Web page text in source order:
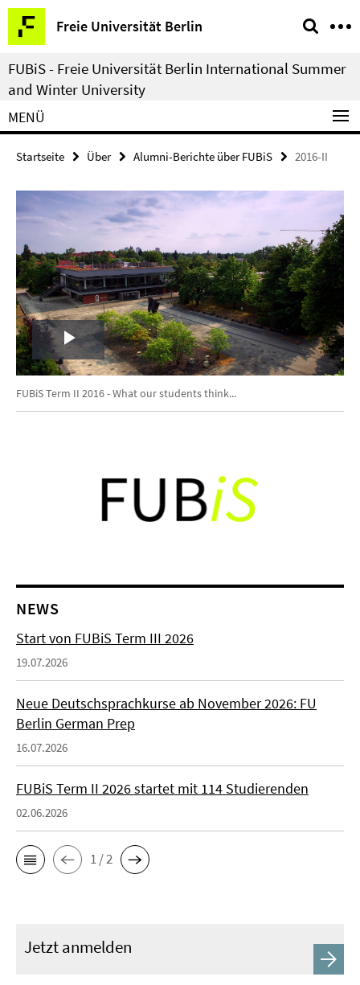
Springe
direkt
zu
Inhalt
Freie Universität Berlin
Service-
Navigation
FUBiS - Freie Universität Berlin International Summer
and Winter University
MENÜ
Startseite Über Alumni-Berichte über FUBiS 2016-II
Play
Video
FUBiS Term II 2016 - What our students think...
NEWS
Start von FUBiS Term III 2026
19.07.2026
Neue Deutschsprachkurse ab November 2026: FU
Berlin German Prep
16.07.2026
FUBiS Term II 2026 startet mit 114 Studierenden
02.06.2026
1 / 2
Jetzt anmelden